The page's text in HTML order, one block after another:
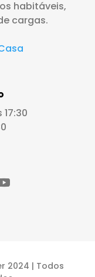
habitáveis,
cargas.
2024 | Todos